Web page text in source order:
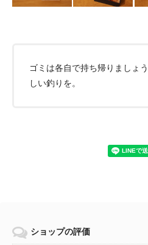
ゴミは各自で持ち帰りましょ
しい釣りを。
ショップの評価